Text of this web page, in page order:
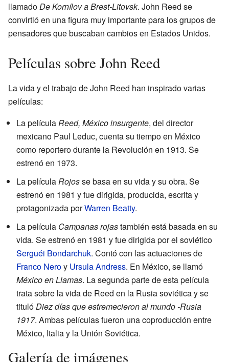
llamadoDe Kornílov a Brest-Litovsk. John Reed se
convirtió en una figura muy importante para los grupos de
pensadores que buscaban cambios en Estados Unidos.
Películas sobre John Reed
La vida y el trabajo de John Reed han inspirado varias
películas:
La películaReed, México insurgente, del director
mexicano Paul Leduc, cuenta su tiempo en México
como reportero durante la Revolución en 1913. Se
estrenó en 1973.
La películaRojosse basa en su vida y su obra. Se
estrenó en 1981 y fue dirigida, producida, escrita y
protagonizada porWarren Beatty.
La película Campanas rojastambién está basada en su
vida. Se estrenó en 1981 y fue dirigida por el soviético
Serguéi Bondarchuk. Contó con las actuaciones de
Franco Neroy Ursula Andress. En México, se llamó
México en Llamas. La segunda parte de esta película
trata sobre la vida de Reed en la Rusia soviética y se
titulóDiez días que estremecieron al mundo -Rusia
1917. Ambas películas fueron una coproducción entre
México, Italia y la Unión Soviética.
Galería de imágenes